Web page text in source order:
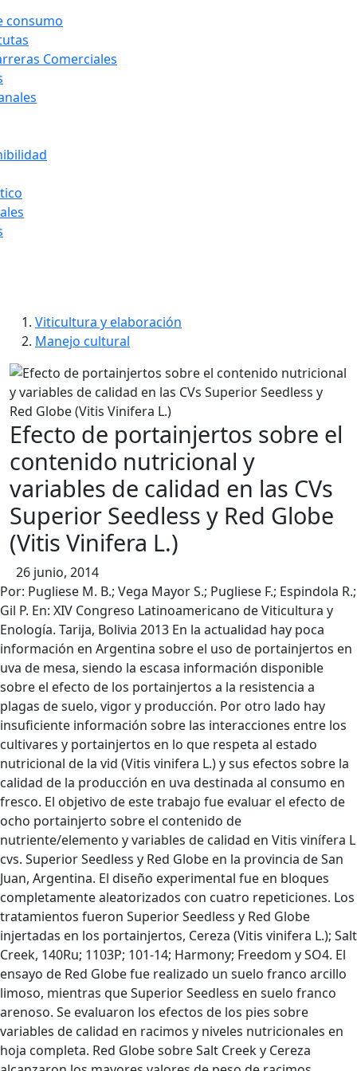
consumo
Comerciales
contenido
Viticultura y elaboración
Manejo cultural
Efecto de portainjertos sobre el
contenido nutricional y
variables de calidad en las CVs
Superior Seedless y Red Globe
(Vitis Vinifera L.)
26 junio, 2014
Por: Pugliese M. B.; Vega Mayor S.; Pugliese F.; Espindola R.;
Gil P. En: XIV Congreso Latinoamericano de Viticultura y
Enología. Tarija, Bolivia 2013 En la actualidad hay poca
información en Argentina sobre el uso de portainjertos en
uva de mesa, siendo la escasa información disponible
sobre el efecto de los portainjertos a la resistencia a
plagas de suelo, vigor y producción. Por otro lado hay
insuficiente información sobre las interacciones entre los
cultivares y portainjertos en lo que respeta al estado
nutricional de la vid (Vitis vinifera L.) y sus efectos sobre la
calidad de la producción en uva destinada al consumo en
fresco. El objetivo de este trabajo fue evaluar el efecto de
ocho portainjerto sobre el contenido de
nutriente/elemento y variables de calidad en Vitis vinífera L
cvs. Superior Seedless y Red Globe en la provincia de San
Juan, Argentina. El diseño experimental fue en bloques
completamente aleatorizados con cuatro repeticiones. Los
tratamientos fueron Superior Seedless y Red Globe
injertadas en los portainjertos, Cereza (Vitis vinifera L.); Salt
Creek, 140Ru; 1103P; 101-14; Harmony; Freedom y SO4. El
ensayo de Red Globe fue realizado un suelo franco arcillo
limoso, mientras que Superior Seedless en suelo franco
arenoso. Se evaluaron los efectos de los pies sobre
variables de calidad en racimos y niveles nutricionales en
hoja completa. Red Globe sobre Salt Creek y Cereza